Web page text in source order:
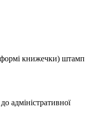
формі книжечки) штамп
адміністративної